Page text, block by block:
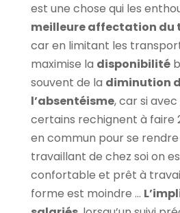
est une chose qui les
meilleure affectation du
car en limitant les
maximise la disponibilité
souvent de la diminution
l’absentéisme, car si
certains rechignent à faire
en commun pour se
travaillant de chez soi on
confortable et prêt à
forme est moindre …